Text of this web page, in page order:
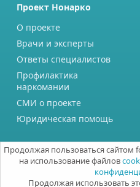
Проект Нонарко
О проекте
Врачи и эксперты
Ответы специалистов
Профилактика
наркомании
СМИ о проекте
Юридическая помощь
Продолжая пользоваться сайтом
на использование файлов
Продолжая использовать